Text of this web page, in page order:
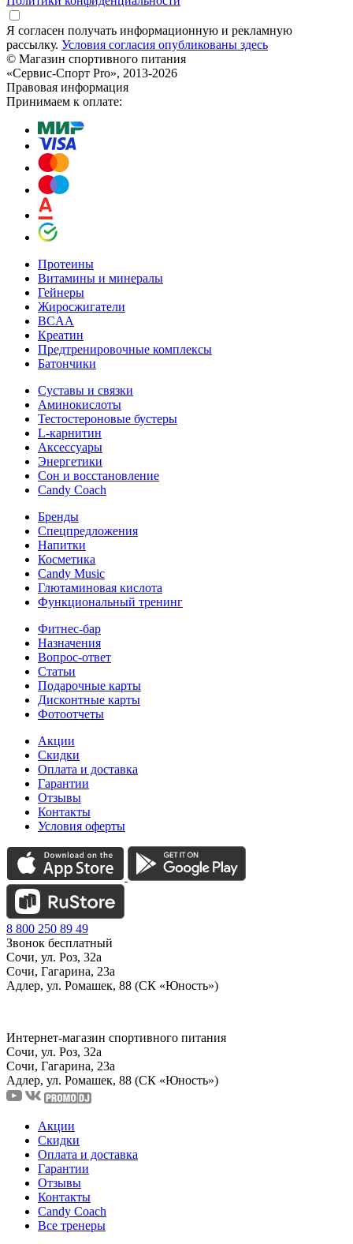
Я согласен получать информационную и рекламную
рассылку. Условия согласия опубликованы здесь
© Магазин спортивного питания
«Сервис-Спорт Pro», 2013-2026
Правовая информация
Принимаем к оплате:
Протеины
Витамины и минералы
Гейнеры
Жиросжигатели
BCAA
Креатин
Предтренировочные комплексы
Батончики
Суставы и связки
Аминокислоты
Тестостероновые бустеры
L-карнитин
Аксессуары
Энергетики
Сон и восстановление
Candy Coach
Бренды
Спецпредложения
Напитки
Косметика
Candy Music
Глютаминовая кислота
Функциональный тренинг
Фитнес-бар
Назначения
Вопрос-ответ
Статьи
Подарочные карты
Дисконтные карты
Фотоотчеты
Акции
Скидки
Оплата и доставка
Гарантии
Отзывы
Контакты
Условия оферты
8 800 250 89 49
Звонок бесплатный
Сочи, ул. Роз, 32а
Сочи, Гагарина, 23а
Адлер, ул. Ромашек, 88 (СК «Юность»)
Интернет-магазин спортивного питания
Сочи, ул. Роз, 32а
Сочи, Гагарина, 23а
Адлер, ул. Ромашек, 88 (СК «Юность»)
Акции
Скидки
Оплата и доставка
Гарантии
Отзывы
Контакты
Candy Coach
Все тренеры